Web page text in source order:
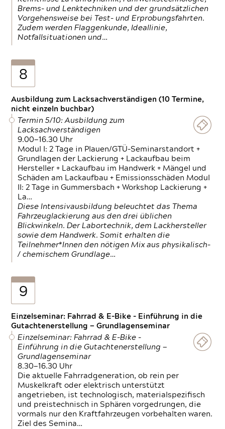
Brems- und Lenktechniken und der grundsätzlichen
Vorgehensweise bei Test- und Erprobungsfahrten.
Zudem werden Flaggenkunde, Ideallinie,
Notfallsituationen und…
8
Ausbildung zum Lacksachverständigen (10 Termine,
nicht einzeln buchbar)
Termin 5/10: Ausbildung zum
Lacksachverständigen
9.00—16.30 Uhr
Modul I: 2 Tage in Plauen/GTÜ-Seminarstandort +
Grundlagen der Lackierung + Lackaufbau beim
Hersteller + Lackaufbau im Handwerk + Mängel und
Schäden am Lackaufbau + Emissionsschäden Modul
II: 2 Tage in Gummersbach + Workshop Lackierung +
La…
Diese Intensivausbildung beleuchtet das Thema
Fahrzeuglackierung aus den drei üblichen
Blickwinkeln. Der Labortechnik, dem Lackhersteller
sowie dem Handwerk. Somit erhalten die
Teilnehmer*Innen den nötigen Mix aus physikalisch-
/ chemischem Grundlage…
9
Einzelseminar: Fahrrad & E-Bike - Einführung in die
Gutachtenerstellung — Grundlagenseminar
Einzelseminar: Fahrrad & E-Bike -
Einführung in die Gutachtenerstellung —
Grundlagenseminar
8.30—16.30 Uhr
Die aktuelle Fahrradgeneration, ob rein per
Muskelkraft oder elektrisch unterstützt
angetrieben, ist technologisch, materialspezifisch
und preistechnisch in Sphären vorgedrungen, die
vormals nur den Kraftfahrzeugen vorbehalten waren.
Ziel des Semina…